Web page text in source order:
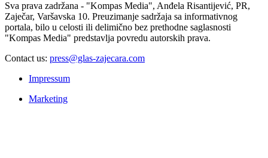
Sva prava zadržana - "Kompas Media", Anđela Risantijević, PR,
Zaječar, Varšavska 10. Preuzimanje sadržaja sa informativnog
portala, bilo u celosti ili delimično bez prethodne saglasnosti
"Kompas Media" predstavlja povredu autorskih prava.
Contact us: press@glas-zajecara.com
Impressum
Marketing